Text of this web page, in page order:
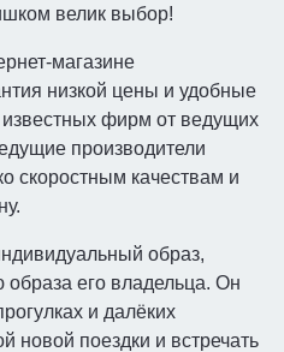
велик выбор!
магазине
низкой цены и удобные
известных фирм от ведущих
производители
скоростным качествам и
образ,
образа его владельца. Он
и далёких
новой поездки и встречать